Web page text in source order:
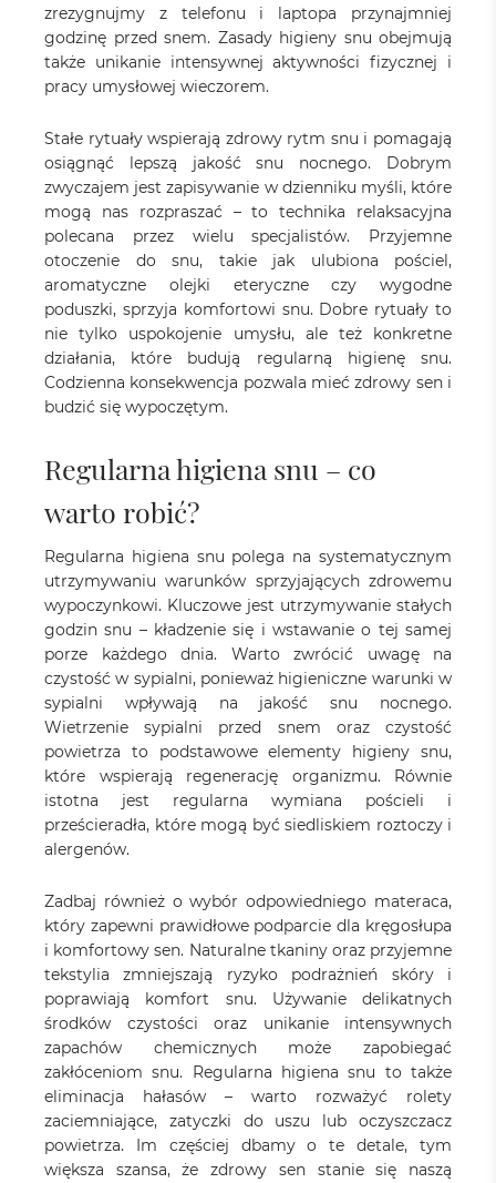
zrezygnujmy z telefonu i laptopa przynajmniej
godzinę przed snem. Zasady higieny snu obejmują
także unikanie intensywnej aktywności fizycznej i
pracy umysłowej wieczorem.
Stałe rytuały wspierają zdrowy rytm snu i pomagają
osiągnąć lepszą jakość snu nocnego. Dobrym
zwyczajem jest zapisywanie w dzienniku myśli, które
mogą nas rozpraszać – to technika relaksacyjna
polecana przez wielu specjalistów. Przyjemne
otoczenie do snu, takie jak ulubiona pościel,
aromatyczne olejki eteryczne czy wygodne
poduszki, sprzyja komfortowi snu. Dobre rytuały to
nie tylko uspokojenie umysłu, ale też konkretne
działania, które budują regularną higienę snu.
Codzienna konsekwencja pozwala mieć zdrowy sen i
budzić się wypoczętym.
Regularna higiena snu – co
warto robić?
Regularna higiena snu polega na systematycznym
utrzymywaniu warunków sprzyjających zdrowemu
wypoczynkowi. Kluczowe jest utrzymywanie stałych
godzin snu – kładzenie się i wstawanie o tej samej
porze każdego dnia. Warto zwrócić uwagę na
czystość w sypialni, ponieważ higieniczne warunki w
sypialni wpływają na jakość snu nocnego.
Wietrzenie sypialni przed snem oraz czystość
powietrza to podstawowe elementy higieny snu,
które wspierają regenerację organizmu. Równie
istotna jest regularna wymiana pościeli i
prześcieradła, które mogą być siedliskiem roztoczy i
alergenów.
Zadbaj również o wybór odpowiedniego materaca,
który zapewni prawidłowe podparcie dla kręgosłupa
i komfortowy sen. Naturalne tkaniny oraz przyjemne
tekstylia zmniejszają ryzyko podrażnień skóry i
poprawiają komfort snu. Używanie delikatnych
środków czystości oraz unikanie intensywnych
zapachów chemicznych może zapobiegać
zakłóceniom snu. Regularna higiena snu to także
eliminacja hałasów – warto rozważyć rolety
zaciemniające, zatyczki do uszu lub oczyszczacz
powietrza. Im częściej dbamy o te detale, tym
większa szansa, że zdrowy sen stanie się naszą